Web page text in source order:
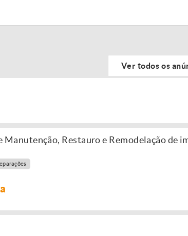
Ver todos os
Manutenção, Restauro e Remodelação de